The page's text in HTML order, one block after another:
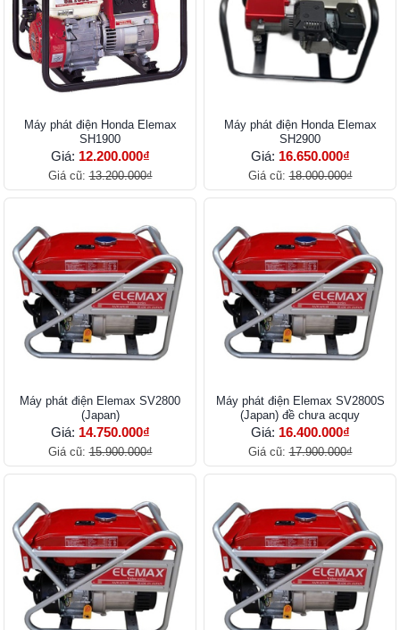
Máy phát điện Honda Elemax
SH1900
Giá: 12.200.000₫
Giá cũ:13.200.000₫
Máy phát điện Honda Elemax
SH2900
Giá: 16.650.000₫
Giá cũ:18.000.000₫
Máy phát điện Elemax SV2800
(Japan)
Giá: 14.750.000₫
Giá cũ:15.900.000₫
Máy phát điện Elemax SV2800S
(Japan) đề chưa acquy
Giá: 16.400.000₫
Giá cũ:17.900.000₫